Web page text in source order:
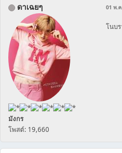
ดาเฉยๆ
มังกร
โพสต์: 19,660
01 พ.
โนบ